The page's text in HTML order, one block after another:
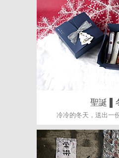
聖誕 ▌
冷冷的冬天，送出一